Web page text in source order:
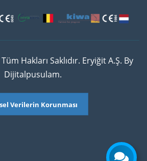
Hakları Saklıdır. Eryiğit A.Ş. By
Dijitalpusulam.
Verilerin Korunması